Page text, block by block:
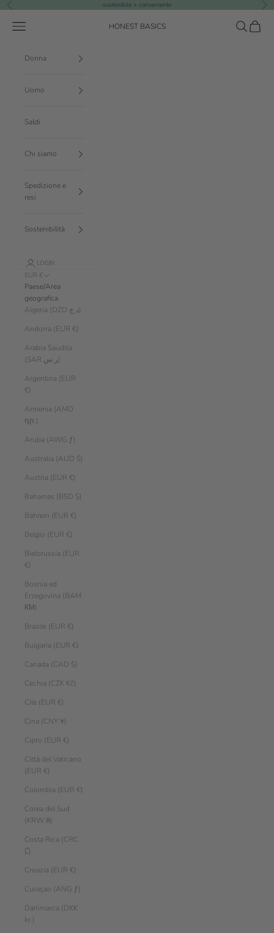
Vai al contenuto
Precedente sostenibile + conveniente
HONEST BASICS
Menù CercaCarrello
Donna
Uomo
Saldi
Chi siamo
Spedizione e
resi
Sostenibilità
LOGIN
EUR €
Paese/Area
geografica
Algeria (DZD د.ج)
Andorra (EUR €)
Arabia Saudita
(SAR ر.س)
Argentina (EUR
€)
Armenia (AMD
դր.)
Aruba (AWG ƒ)
Australia (AUD $)
Austria (EUR €)
Bahamas (BSD $)
Bahrein (EUR €)
Belgio (EUR €)
Bielorussia (EUR
€)
Bosnia ed
Erzegovina (BAM
КМ)
Brasile (EUR €)
Bulgaria (EUR €)
Canada (CAD $)
Cechia (CZK Kč)
Cile (EUR €)
Cina (CNY ¥)
Cipro (EUR €)
Città del Vaticano
(EUR €)
Colombia (EUR €)
Corea del Sud
(KRW ₩)
Costa Rica (CRC
₡)
Croazia (EUR €)
Curaçao (ANG ƒ)
Danimarca (DKK
kr.)